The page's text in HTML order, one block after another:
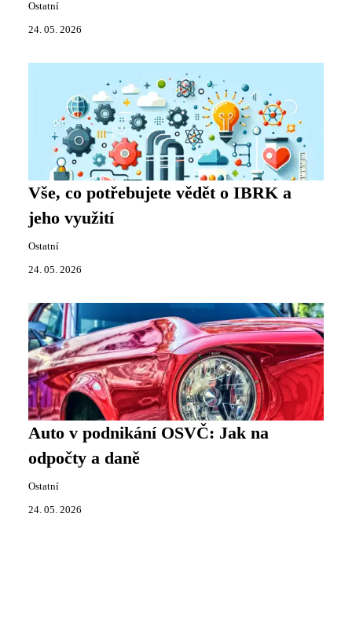
Ostatní
24. 05. 2026
Vše, co potřebujete vědět o IBRK a
jeho využití
Ostatní
24. 05. 2026
Auto v podnikání OSVČ: Jak na
odpočty a daně
Ostatní
24. 05. 2026